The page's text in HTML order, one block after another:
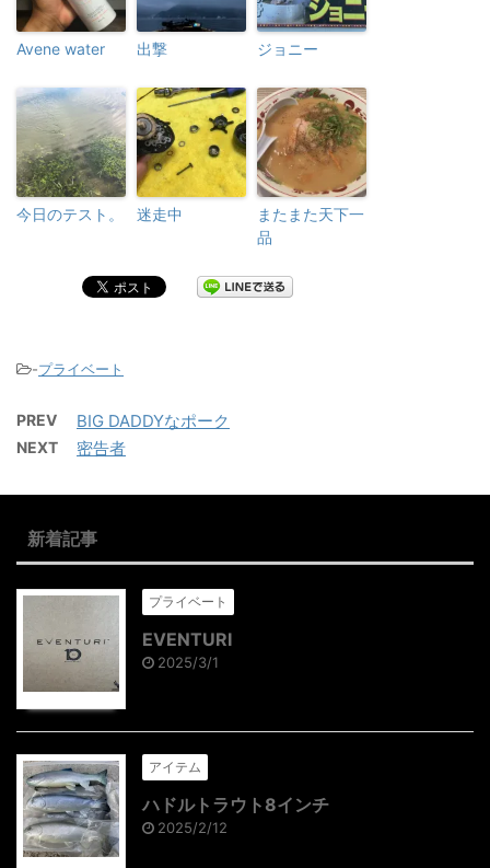
Avene water 出撃 ジョニー
今日のテスト。 迷走中
またまた天下一
品
-プライベート
PREV BIG DADDYなポーク
NEXT 密告者
新着記事
プライベート
EVENTURI
2025/3/1
アイテム
ハドルトラウト8インチ
2025/2/12